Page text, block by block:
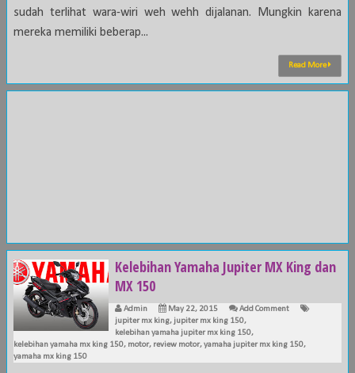
sudah terlihat wara-wiri weh wehh dijalanan. Mungkin karena
mereka memiliki beberap...
Read More
Kelebihan Yamaha Jupiter MX King dan
MX 150
Admin May 22, 2015
Add Comment
jupiter mx king, jupiter mx king 150,
kelebihan yamaha jupiter mx king 150,
kelebihan yamaha mx king 150, motor, review motor,yamaha jupiter mx king 150,
yamaha mx king 150